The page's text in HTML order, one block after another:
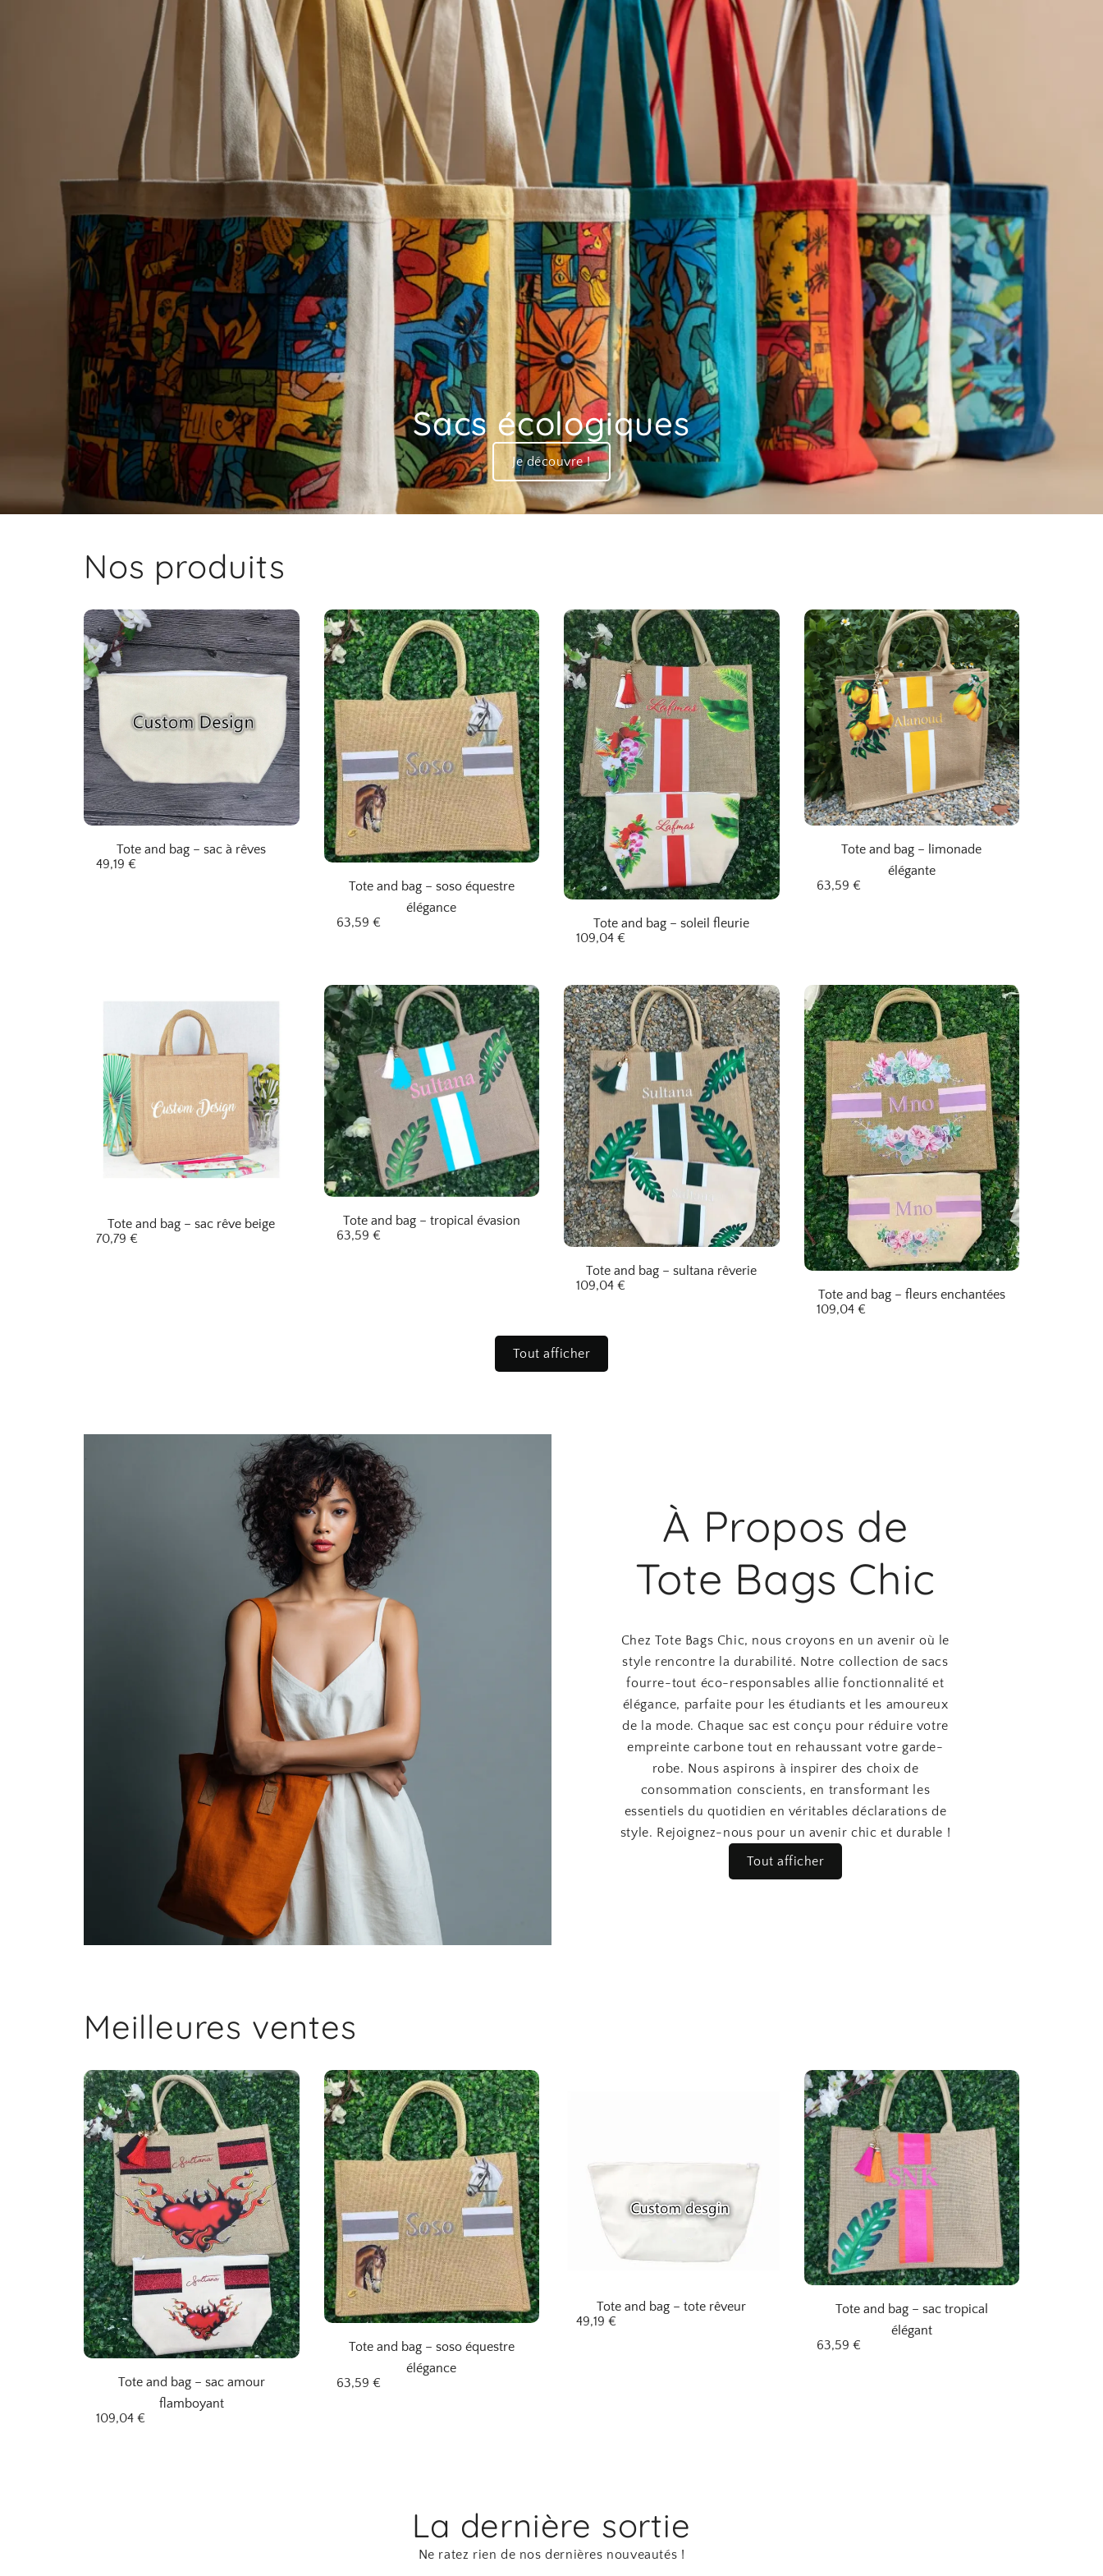
Sacs écologiques
Je découvre !
Nos produits
Tote and bag – sac à rêves
49,19 €
Tote and bag – soso équestre
élégance
63,59 €
Tote and bag – soleil fleurie
109,04 €
Tote and bag – limonade
élégante
63,59 €
Tote and bag – sac rêve beige
70,79 €
Tote and bag – tropical évasion
63,59 €
Tote and bag – sultana rêverie
109,04 €
Tote and bag – fleurs enchantées
109,04 €
Tout afficher
À Propos de
Tote Bags Chic
Chez Tote Bags Chic, nous croyons en un avenir où le
style rencontre la durabilité. Notre collection de sacs
fourre-tout éco-responsables allie fonctionnalité et
élégance, parfaite pour les étudiants et les amoureux
de la mode. Chaque sac est conçu pour réduire votre
empreinte carbone tout en rehaussant votre garde-
robe. Nous aspirons à inspirer des choix de
consommation conscients, en transformant les
essentiels du quotidien en véritables déclarations de
style. Rejoignez-nous pour un avenir chic et durable !
Tout afficher
Meilleures ventes
Tote and bag – sac amour
flamboyant
109,04 €
Tote and bag – soso équestre
élégance
63,59 €
Tote and bag – tote rêveur
49,19 €
Tote and bag – sac tropical
élégant
63,59 €
La dernière sortie
Ne ratez rien de nos dernières nouveautés !